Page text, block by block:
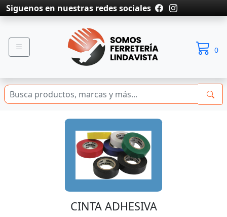
Siguenos en nuestras redes sociales
0
CINTA ADHESIVA